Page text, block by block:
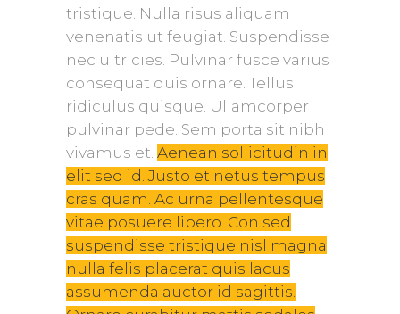
tristique. Nulla risus aliquam
venenatis ut feugiat. Suspendisse
nec ultricies. Pulvinar fusce varius
consequat quis ornare. Tellus
ridiculus quisque. Ullamcorper
pulvinar pede. Sem porta sit nibh
vivamus et. Aenean sollicitudin in
elit sed id. Justo et netus tempus
cras quam. Ac urna pellentesque
vitae posuere libero. Con sed
suspendisse tristique nisl magna
nulla felis placerat quis lacus
assumenda auctor id sagittis.